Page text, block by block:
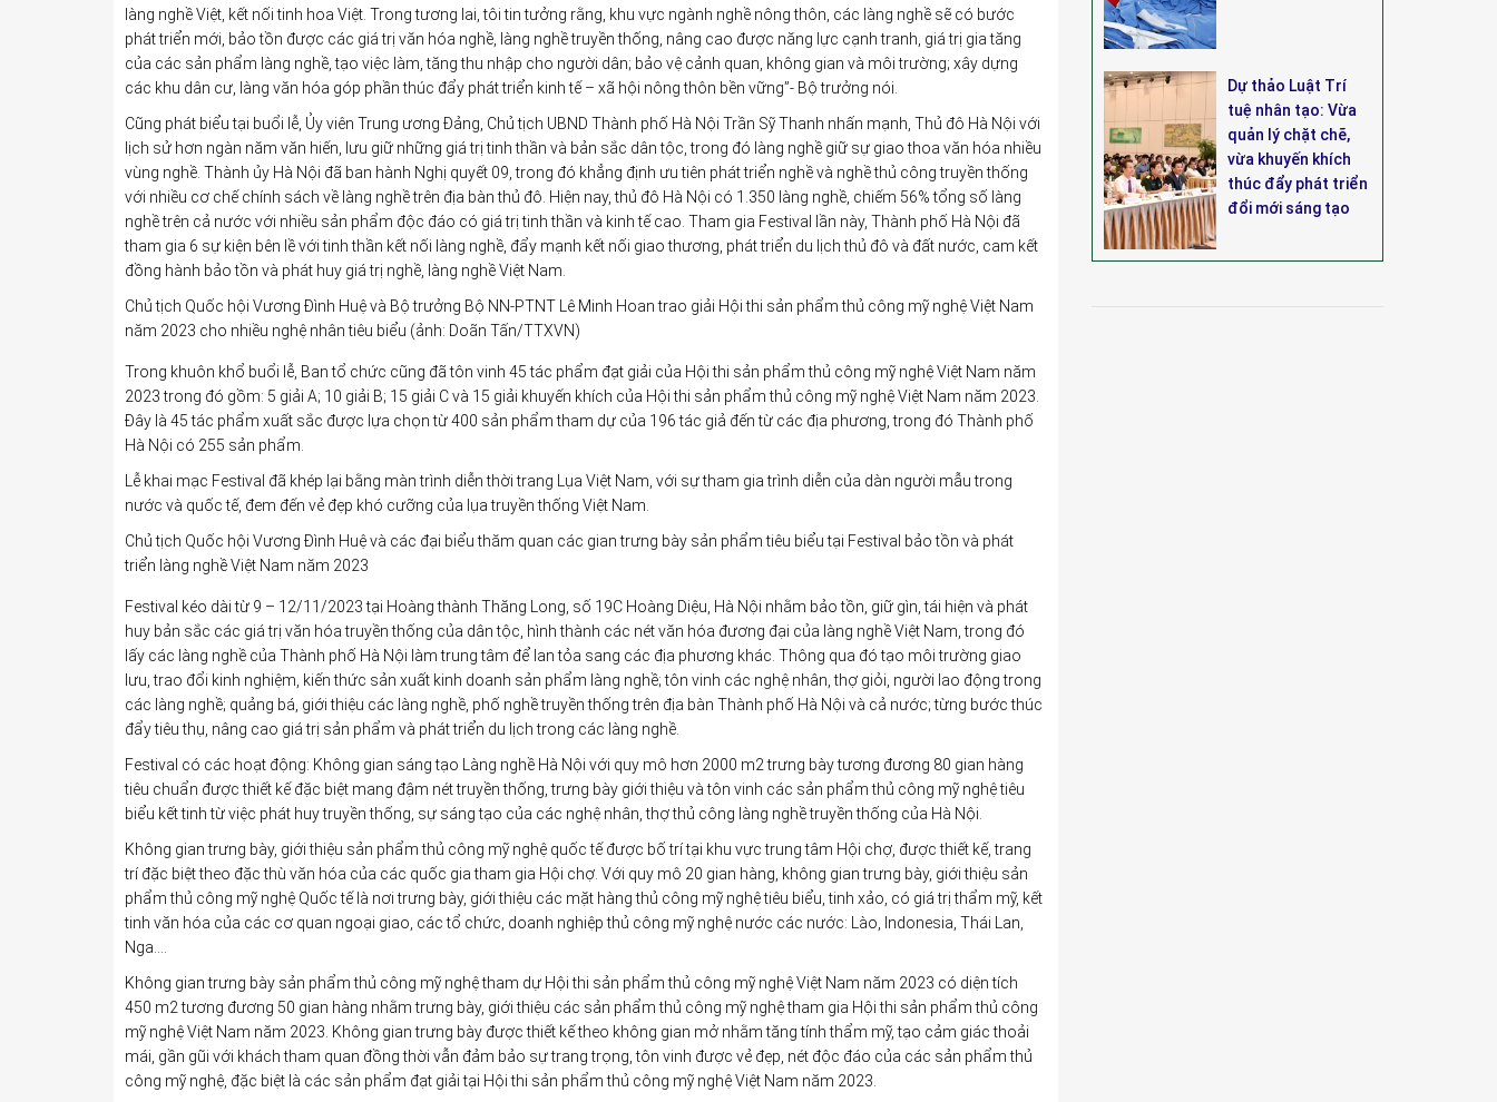
làng nghề Việt, kết nối tinh hoa Việt. Trong tương lai, tôi tin tưởng rằng, khu vực ngành nghề nông thôn, các làng nghề sẽ có bước
phát triển mới, bảo tồn được các giá trị văn hóa nghề, làng nghề truyền thống, nâng cao được năng lực cạnh tranh, giá trị gia tăng
của các sản phẩm làng nghề, tạo việc làm, tăng thu nhập cho người dân; bảo vệ cảnh quan, không gian và môi trường; xây dựng
các khu dân cư, làng văn hóa góp phần thúc đẩy phát triển kinh tế – xã hội nông thôn bền vững”- Bộ trưởng nói.
Cũng phát biểu tại buổi lễ, Ủy viên Trung ương Đảng, Chủ tịch UBND Thành phố Hà Nội Trần Sỹ Thanh nhấn mạnh, Thủ đô Hà Nội với
lịch sử hơn ngàn năm văn hiến, lưu giữ những giá trị tinh thần và bản sắc dân tộc, trong đó làng nghề giữ sự giao thoa văn hóa nhiều
vùng nghề. Thành ủy Hà Nội đã ban hành Nghị quyết 09, trong đó khẳng định ưu tiên phát triển nghề và nghề thủ công truyền thống
với nhiều cơ chế chính sách về làng nghề trên địa bàn thủ đô. Hiện nay, thủ đô Hà Nội có 1.350 làng nghề, chiếm 56% tổng số làng
nghề trên cả nước với nhiều sản phẩm độc đáo có giá trị tinh thần và kinh tế cao. Tham gia Festival lần này, Thành phố Hà Nội đã
tham gia 6 sự kiện bên lề với tinh thần kết nối làng nghề, đẩy mạnh kết nối giao thương, phát triển du lịch thủ đô và đất nước, cam kết
đồng hành bảo tồn và phát huy giá trị nghề, làng nghề Việt Nam.
Chủ tịch Quốc hội Vương Đình Huệ và Bộ trưởng Bộ NN-PTNT Lê Minh Hoan trao giải Hội thi sản phẩm thủ công mỹ nghệ Việt Nam
năm 2023 cho nhiều nghệ nhân tiêu biểu (ảnh: Doãn Tấn/TTXVN)
Trong khuôn khổ buổi lễ, Ban tổ chức cũng đã tôn vinh 45 tác phẩm đạt giải của Hội thi sản phẩm thủ công mỹ nghệ Việt Nam năm
2023 trong đó gồm: 5 giải A; 10 giải B; 15 giải C và 15 giải khuyến khích của Hội thi sản phẩm thủ công mỹ nghệ Việt Nam năm 2023.
Đây là 45 tác phẩm xuất sắc được lựa chọn từ 400 sản phẩm tham dự của 196 tác giả đến từ các địa phương, trong đó Thành phố
Hà Nội có 255 sản phẩm.
Lễ khai mạc Festival đã khép lại bằng màn trình diễn thời trang Lụa Việt Nam, với sự tham gia trình diễn của dàn người mẫu trong
nước và quốc tế, đem đến vẻ đẹp khó cưỡng của lụa truyền thống Việt Nam.
Chủ tịch Quốc hội Vương Đình Huệ và các đại biểu thăm quan các gian trưng bày sản phẩm tiêu biểu tại Festival bảo tồn và phát
triển làng nghề Việt Nam năm 2023
Festival kéo dài từ 9 – 12/11/2023 tại Hoàng thành Thăng Long, số 19C Hoàng Diệu, Hà Nội nhằm bảo tồn, giữ gìn, tái hiện và phát
huy bản sắc các giá trị văn hóa truyền thống của dân tộc, hình thành các nét văn hóa đương đại của làng nghề Việt Nam, trong đó
lấy các làng nghề của Thành phố Hà Nội làm trung tâm để lan tỏa sang các địa phương khác. Thông qua đó tạo môi trường giao
lưu, trao đổi kinh nghiệm, kiến thức sản xuất kinh doanh sản phẩm làng nghề; tôn vinh các nghệ nhân, thợ giỏi, người lao động trong
các làng nghề; quảng bá, giới thiệu các làng nghề, phố nghề truyền thống trên địa bàn Thành phố Hà Nội và cả nước; từng bước thúc
đẩy tiêu thụ, nâng cao giá trị sản phẩm và phát triển du lịch trong các làng nghề.
Festival có các hoạt động: Không gian sáng tạo Làng nghề Hà Nội với quy mô hơn 2000 m2 trưng bày tương đương 80 gian hàng
tiêu chuẩn được thiết kế đặc biệt mang đậm nét truyền thống, trưng bày giới thiệu và tôn vinh các sản phẩm thủ công mỹ nghệ tiêu
biểu kết tinh từ việc phát huy truyền thống, sự sáng tạo của các nghệ nhân, thợ thủ công làng nghề truyền thống của Hà Nội.
Không gian trưng bày, giới thiệu sản phẩm thủ công mỹ nghệ quốc tế được bố trí tại khu vực trung tâm Hội chợ, được thiết kế, trang
trí đặc biệt theo đặc thù văn hóa của các quốc gia tham gia Hội chợ. Với quy mô 20 gian hàng, không gian trưng bày, giới thiệu sản
phẩm thủ công mỹ nghệ Quốc tế là nơi trưng bày, giới thiệu các mặt hàng thủ công mỹ nghệ tiêu biểu, tinh xảo, có giá trị thẩm mỹ, kết
tinh văn hóa của các cơ quan ngoại giao, các tổ chức, doanh nghiệp thủ công mỹ nghệ nước các nước: Lào, Indonesia, Thái Lan,
Nga….
Không gian trưng bày sản phẩm thủ công mỹ nghệ tham dự Hội thi sản phẩm thủ công mỹ nghệ Việt Nam năm 2023 có diện tích
450 m2 tương đương 50 gian hàng nhằm trưng bày, giới thiệu các sản phẩm thủ công mỹ nghệ tham gia Hội thi sản phẩm thủ công
mỹ nghệ Việt Nam năm 2023. Không gian trưng bày được thiết kế theo không gian mở nhằm tăng tính thẩm mỹ, tạo cảm giác thoải
mái, gần gũi với khách tham quan đồng thời vẫn đảm bảo sự trang trọng, tôn vinh được vẻ đẹp, nét độc đáo của các sản phẩm thủ
công mỹ nghệ, đặc biệt là các sản phẩm đạt giải tại Hội thi sản phẩm thủ công mỹ nghệ Việt Nam năm 2023.
Dự thảo Luật Trí
tuệ nhân tạo: Vừa
quản lý chặt chẽ,
vừa khuyến khích
thúc đẩy phát triển
đổi mới sáng tạo